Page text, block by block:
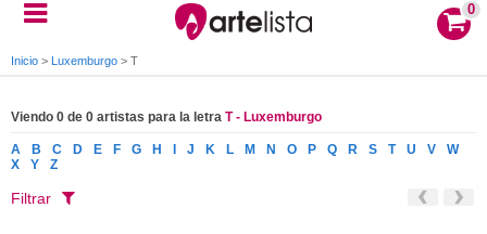
0
Inicio > Luxemburgo > T
Viendo 0 de 0 artistas para la letra T - Luxemburgo
A B C D E F G H J K L M N O P Q R S T U V
W
X
Y Z
Filtrar